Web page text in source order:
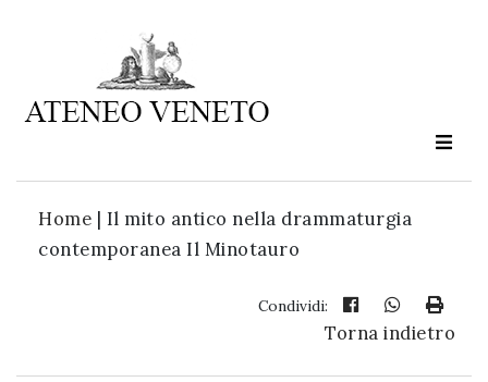
Home | Il mito antico nella drammaturgia
contemporanea Il Minotauro
Condividi:
Torna indietro
Ateneo
è
cultura